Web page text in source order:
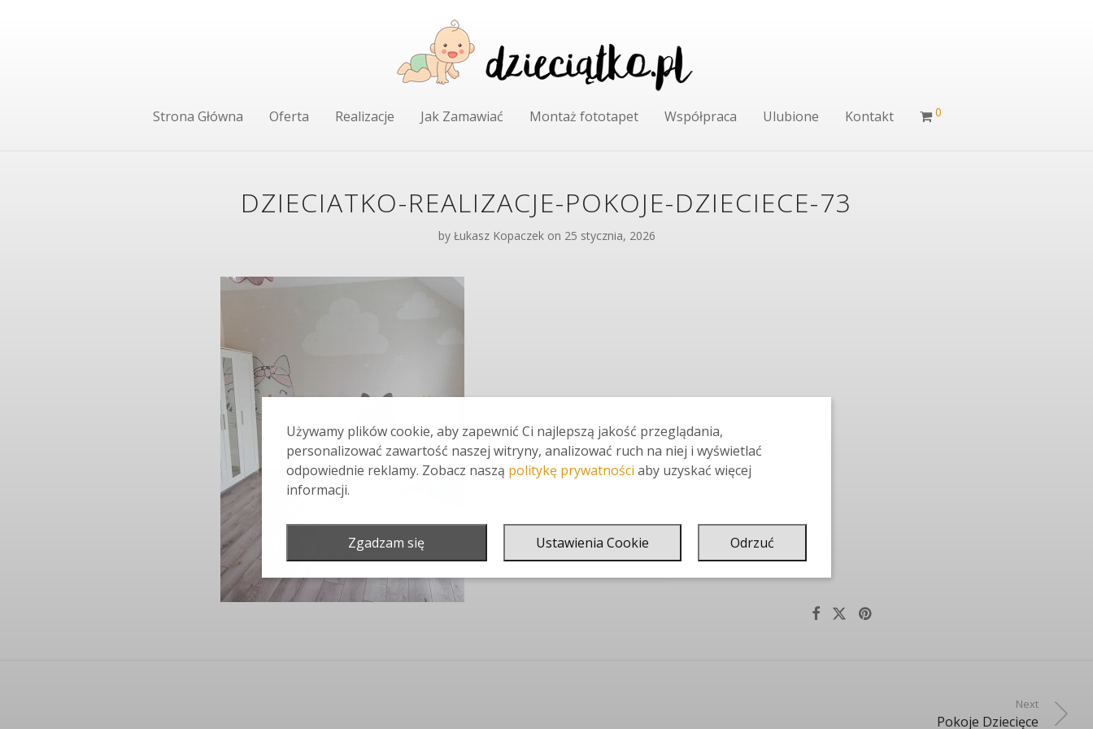
Strona Główna Oferta Realizacje Jak Zamawiać Montaż fototapet Współpraca Ulubione Kontakt 0
DZIECIATKO-REALIZACJE-POKOJE-DZIECIECE-73
by Łukasz Kopaczek on 25 stycznia, 2026
Next
Pokoje Dziecięce
Używamy plików cookie, aby zapewnić Ci najlepszą jakość przeglądania,
personalizować zawartość naszej witryny, analizować ruch na niej i wyświetlać
odpowiednie reklamy. Zobacz naszą politykę prywatności aby uzyskać więcej
informacji.
Zgadzam się Ustawienia Cookie Odrzuć